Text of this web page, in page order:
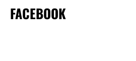
FACEBOOK